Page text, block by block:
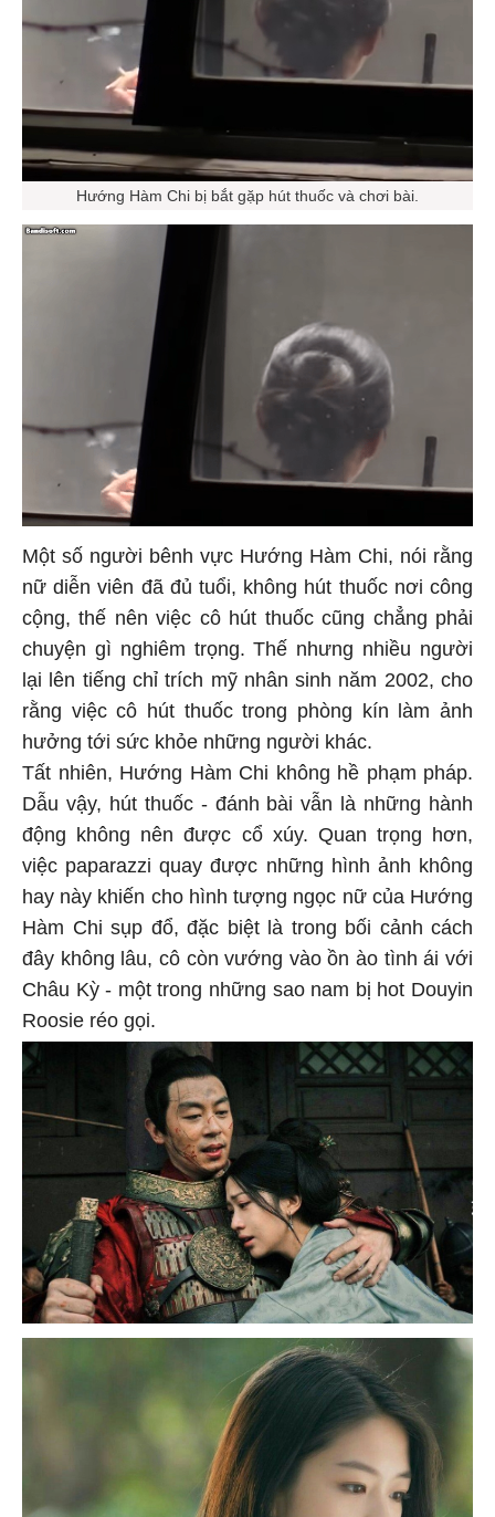
Hướng Hàm Chi bị bắt gặp hút thuốc và chơi bài.
Một số người bênh vực Hướng Hàm Chi, nói rằng
nữ diễn viên đã đủ tuổi, không hút thuốc nơi công
cộng, thế nên việc cô hút thuốc cũng chẳng phải
chuyện gì nghiêm trọng. Thế nhưng nhiều người
lại lên tiếng chỉ trích mỹ nhân sinh năm 2002, cho
rằng việc cô hút thuốc trong phòng kín làm ảnh
hưởng tới sức khỏe những người khác.
Tất nhiên, Hướng Hàm Chi không hề phạm pháp.
Dẫu vậy, hút thuốc - đánh bài vẫn là những hành
động không nên được cổ xúy. Quan trọng hơn,
việc paparazzi quay được những hình ảnh không
hay này khiến cho hình tượng ngọc nữ của Hướng
Hàm Chi sụp đổ, đặc biệt là trong bối cảnh cách
đây không lâu, cô còn vướng vào ồn ào tình ái với
Châu Kỳ - một trong những sao nam bị hot Douyin
Roosie réo gọi.